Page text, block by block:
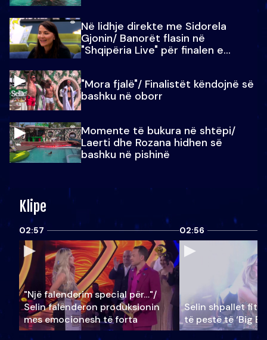
Në lidhje direkte me Sidorela
Gjonin/ Banorët flasin në
"Shqipëria Live" për finalen e
"Mora fjalë"/ Finalistët këndojnë së
bashku në oborr
Momente të bukura në shtëpi/
Laerti dhe Rozana hidhen së
bashku në pishinë
Klipe
02:57
"Një falenderim special për…"/
Selin falënderon produksionin
mes emocionesh të forta
02:56
Selin shpallet
të pestë të ‘Big